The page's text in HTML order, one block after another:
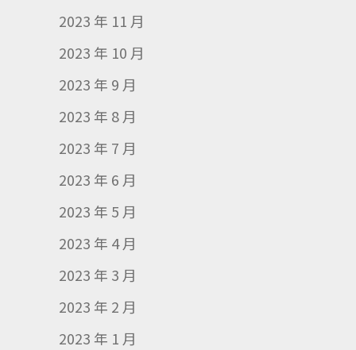
2023 年 11 月
2023 年 10 月
2023 年 9 月
2023 年 8 月
2023 年 7 月
2023 年 6 月
2023 年 5 月
2023 年 4 月
2023 年 3 月
2023 年 2 月
2023 年 1 月